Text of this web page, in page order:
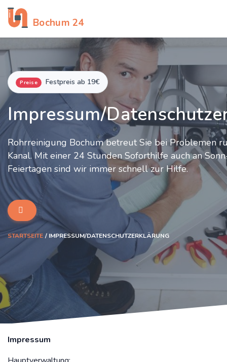
Bochum 24
Preise Festpreis ab 19€
Impressum/
Rohrreinigung Bochum betreut Sie bei Problemen
Kanal. Mit einer 24 Stunden Soforthilfe auch an
Feiertagen sind wir immer schnell zur Hilfe.
STARTSEITE IMPRESSUM/DATENSCHUTZERKLÄRUNG
Impressum